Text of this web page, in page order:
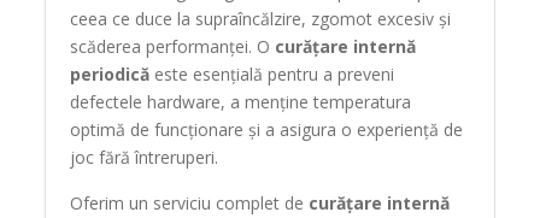
ceea ce duce la supraîncălzire, zgomot excesiv și
scăderea performanței. O curățare internă
periodică este esențială pentru a preveni
defectele hardware, a menține temperatura
optimă de funcționare și a asigura o experiență de
joc fără întreruperi.
Oferim un serviciu complet de curățare internă